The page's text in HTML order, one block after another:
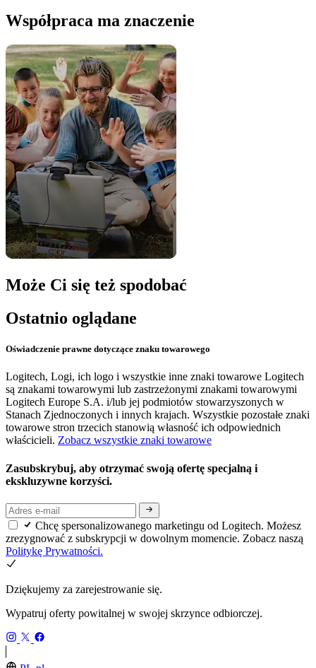
Współpraca ma znaczenie
Może Ci się też spodobać
Ostatnio oglądane
Oświadczenie prawne dotyczące znaku towarowego
Logitech, Logi, ich logo i wszystkie inne znaki towarowe Logitech
są znakami towarowymi lub zastrzeżonymi znakami towarowymi
Logitech Europe S.A. i/lub jej podmiotów stowarzyszonych w
Stanach Zjednoczonych i innych krajach. Wszystkie pozostałe znaki
towarowe stron trzecich stanowią własność ich odpowiednich
właścicieli. Zobacz wszystkie znaki towarowe
Zasubskrybuj, aby otrzymać swoją ofertę specjalną i
ekskluzywne korzyści.
Chcę spersonalizowanego marketingu od Logitech. Możesz
zrezygnować z subskrypcji w dowolnym momencie. Zobacz naszą
Politykę Prywatności.
Dziękujemy za zarejestrowanie się.
Wypatruj oferty powitalnej w swojej skrzynce odbiorczej.